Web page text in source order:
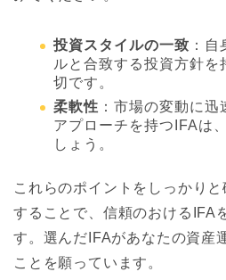
投資スタイルの一致 ：
ルと合致する投資方針
切です。
柔軟性 ：市場の変動に
アプローチを持つIFAは
しょう。
これらのポイントをしっかり
することで、信頼のおけるIFA
す。選んだIFAがあなたの資産
ことを願っています。